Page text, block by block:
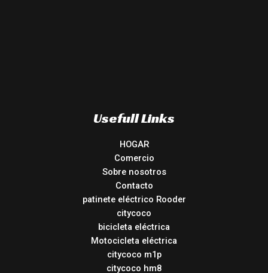
Usefull Links
HOGAR
Comercio
Sobre nosotros
Contacto
patinete eléctrico Rooder
citycoco
bicicleta eléctrica
Motocicleta eléctrica
citycoco m1p
citycoco hm8